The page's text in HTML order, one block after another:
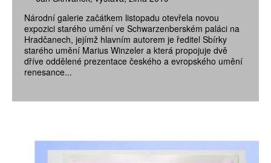
Národní galerie začátkem listopadu otevřela novou
expozici starého umění ve Schwarzenberském paláci na
Hradčanech, jejímž hlavním autorem je ředitel Sbírky
starého umění Marius Winzeler a která propojuje dvě
dříve oddělené prezentace českého a evropského umění
renesance...